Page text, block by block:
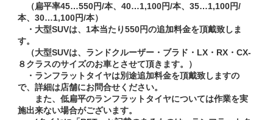
（扁平率45…550円/本、40…1,100円/本、35…1,100円/
本、30…1,100円/本）
・大型SUVは、1本当たり550円の追加料金を頂戴致しま
す。
（大型SUVは、ランドクルーザー・ブラド・LX・RX・CX-
８クラスのサイズのお車とさせて頂きます。）
・ランフラットタイヤは別途追加料金を頂戴致しますの
で、詳細は店舗にお問合せください。
また、低扁平のランフラットタイヤについては作業を実
施出来ない場合がございます。